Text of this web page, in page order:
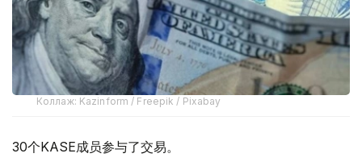
Коллаж: Kazinform / Freepik / Pixabay
30个KASE成员参与了交易。